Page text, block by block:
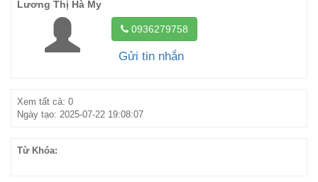
Lương Thị Hà My
0936279758
Gửi tin nhắn
Xem tất cả: 0
Ngày tạo: 2025-07-22 19:08:07
Từ Khóa: